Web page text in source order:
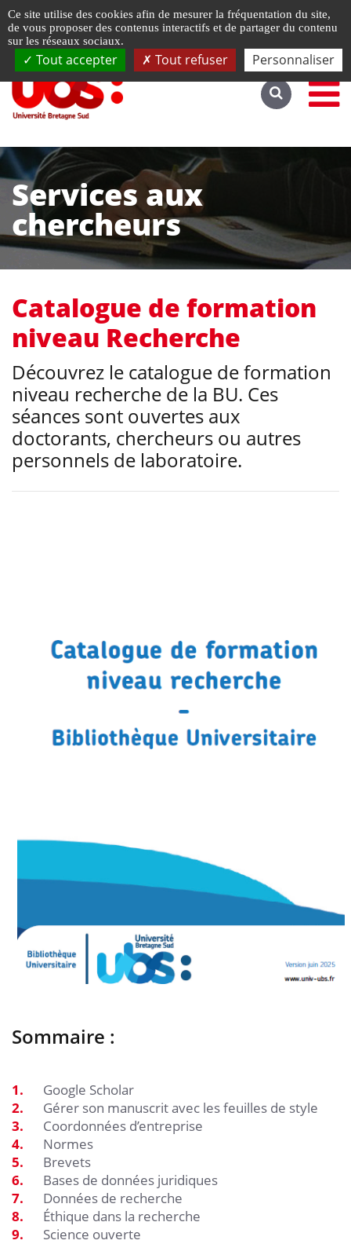
Accéder au site complet
Services aux
chercheurs
Catalogue de formation
niveau Recherche
Découvrez le catalogue de formation
niveau recherche de la BU. Ces
séances sont ouvertes aux
doctorants, chercheurs ou autres
personnels de laboratoire.
Sommaire :
Google Scholar
Gérer son manuscrit avec les feuilles de style
Coordonnées d’entreprise
Normes
Brevets
Bases de données juridiques
Données de recherche
Éthique dans la recherche
Science ouverte
Ce site utilise des cookies afin de mesurer la fréquentation du site,
de vous proposer des contenus interactifs et de partager du contenu
sur les réseaux sociaux.
Tout accepter Tout refuser Personnaliser